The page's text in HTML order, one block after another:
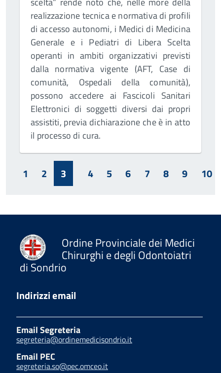
realizzazione tecnica e normativa di profili
di accesso autonomi, i Medici di Medicina
Generale e i Pediatri di Libera Scelta
operanti in ambiti organizzativi previsti
dalla normativa vigente (AFT, Case di
comunità, Ospedali della comunità),
possono accedere ai Fascicoli Sanitari
Elettronici di soggetti diversi dai propri
assistiti, previa dichiarazione che è in atto
il processo di cura.
1 2 3 4 5 6 7 8 9 10
Ordine Provinciale dei Medici
Chirurghi e degli Odontoiatri
di Sondrio
Indirizzi email
Email Segreteria
segreteria@ordinemedicisondrio.it
Email PEC
segreteria.so@pec.omceo.it